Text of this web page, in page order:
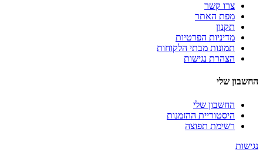
צרו קשר
מפת האתר
תקנון
מדיניות הפרטיות
תמונות מבתי הלקוחות
הצהרת נגישות
החשבון שלי
החשבון שלי
היסטוריית ההזמנות
רשימת תפוצה
נגישות